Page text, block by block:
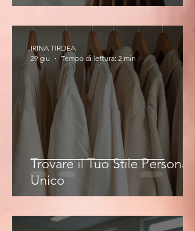
Trovare il Tuo Stile Personale
Unico
IRINA TIRDEA
29 giu
Tempo di lettura: 2 min